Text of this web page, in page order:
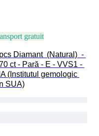
gratuit
Diamant  (Natural)  -
ct - Pară - E - VVS1 -
(Institutul gemologic
SUA)